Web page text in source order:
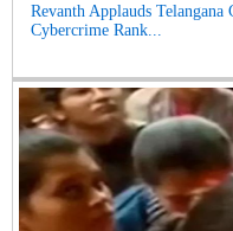
Revanth Applauds
Cybercrime Rank...